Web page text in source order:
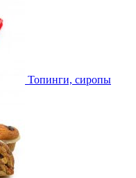
Топинги, сиропы